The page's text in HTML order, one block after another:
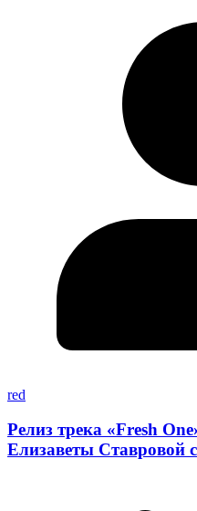
red
Релиз трека «Fresh
Елизаветы Ставровой